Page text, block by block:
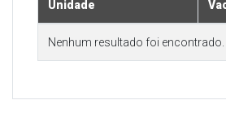
Unidade
Nenhum resultado foi encontrado.